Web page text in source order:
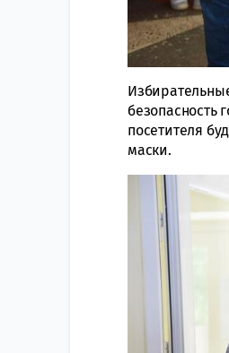
посетителя
маски.